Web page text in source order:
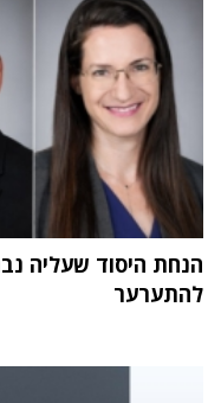
הנחת היסוד שעליה
להתערער